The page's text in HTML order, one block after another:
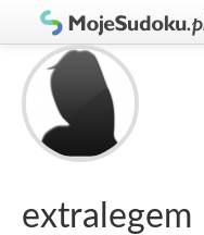
Graj w Sudoku!
Zasady Sudoku
Rankingi
Gracze
extralegem